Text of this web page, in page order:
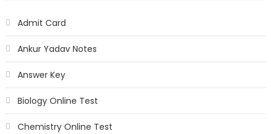
Admit Card
Ankur Yadav Notes
Answer Key
Biology Online Test
Chemistry Online Test